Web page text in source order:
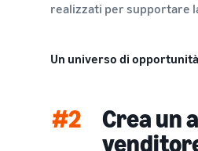
realizzati per supportare
Un universo di
#2
Crea un